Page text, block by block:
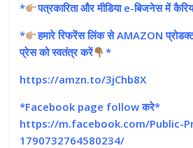
*
पत्रकारिता और मीडिया e-बिजनेस में
*
हमारे रिफरेंस लिंक से AMAZON
प्रेस को स्वतंत्र करें
*
https://amzn.to/3jChb8X
*Facebook page follow करे*
https://m.facebook.com/Public-
1790732764580234/